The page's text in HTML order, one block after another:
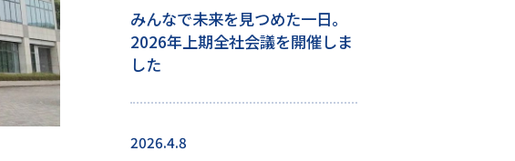
みんなで未来を見つめた一日。
2026年上期全社会議を開催しま
した
2026.4.8